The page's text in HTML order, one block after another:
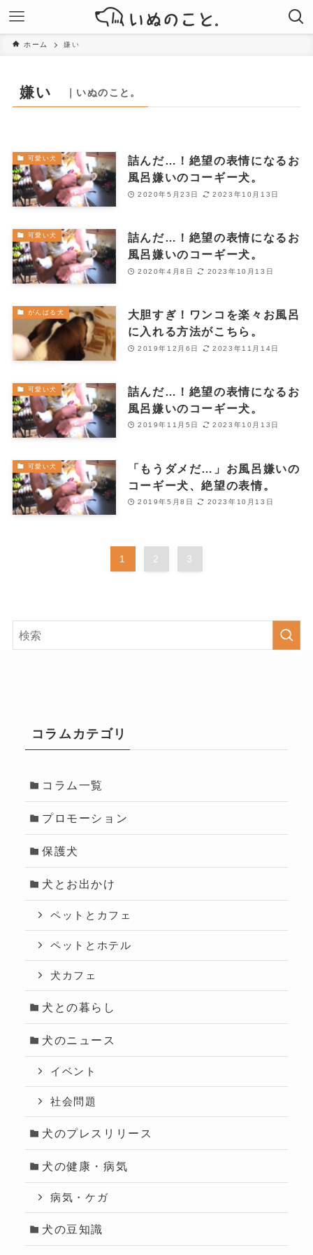
ホーム 嫌い
嫌い ｜いぬのこと。
可愛い犬
詰んだ…！絶望の表情になるお
風呂嫌いのコーギー犬。
2020年5月23日 2023年10月13日
可愛い犬
詰んだ…！絶望の表情になるお
風呂嫌いのコーギー犬。
2020年4月8日 2023年10月13日
がんばる犬
大胆すぎ！ワンコを楽々お風呂
に入れる方法がこちら。
2019年12月6日 2023年11月14日
可愛い犬
詰んだ…！絶望の表情になるお
風呂嫌いのコーギー犬。
2019年11月5日 2023年10月13日
可愛い犬
「もうダメだ…」お風呂嫌いの
コーギー犬、絶望の表情。
2019年5月8日 2023年10月13日
1 2 3
コラムカテゴリ
コラム一覧
プロモーション
保護犬
犬とお出かけ
ペットとカフェ
ペットとホテル
犬カフェ
犬との暮らし
犬のニュース
イベント
社会問題
犬のプレスリリース
犬の健康・病気
病気・ケガ
犬の豆知識